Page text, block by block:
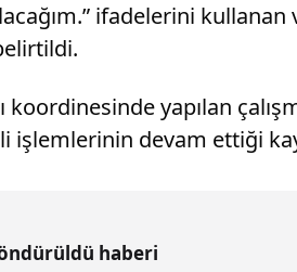
ifadelerini
yapılan
işlemlerinin devam ettiği
haberi